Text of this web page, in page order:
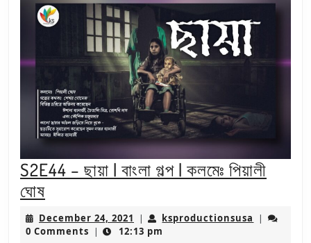
S2E44 – ছায়া | বাংলা গল্প | কলমেঃ পিয়ালী
ঘোষS2E44
–
ছায়া
December 24, 2021 December
24,
| ksproductionsusa |
0 Comments | 12:13 pm